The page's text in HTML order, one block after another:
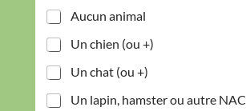
Aucun animal
Un chien (ou +)
Un chat (ou +)
Un lapin, hamster ou autre NAC